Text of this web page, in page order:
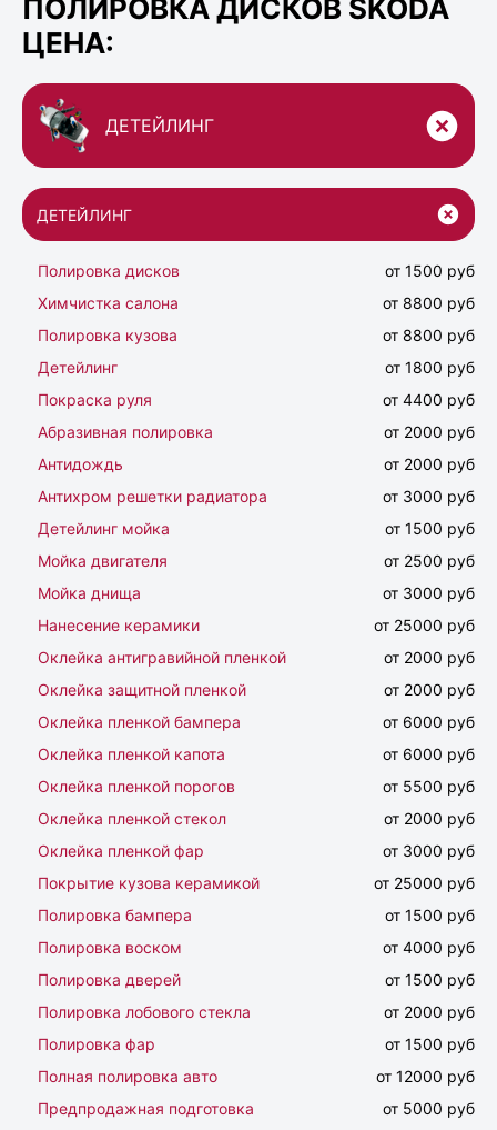
ПОЛИРОВКА ДИСКОВ SKODA
ЦЕНА:
ДЕТЕЙЛИНГ
ДЕТЕЙЛИНГ
Полировка дисков
от 1500 руб
Химчистка салона
от 8800 руб
Полировка кузова
от 8800 руб
Детейлинг
от 1800 руб
Покраска руля
от 4400 руб
Абразивная полировка
от 2000 руб
Антидождь
от 2000 руб
Антихром решетки радиатора
от 3000 руб
Детейлинг мойка
от 1500 руб
Мойка двигателя
от 2500 руб
Мойка днища
от 3000 руб
Нанесение керамики
от 25000 руб
Оклейка антигравийной пленкой
от 2000 руб
Оклейка защитной пленкой
от 2000 руб
Оклейка пленкой бампера
от 6000 руб
Оклейка пленкой капота
от 6000 руб
Оклейка пленкой порогов
от 5500 руб
Оклейка пленкой стекол
от 2000 руб
Оклейка пленкой фар
от 3000 руб
Покрытие кузова керамикой
от 25000 руб
Полировка бампера
от 1500 руб
Полировка воском
от 4000 руб
Полировка дверей
от 1500 руб
Полировка лобового стекла
от 2000 руб
Полировка фар
от 1500 руб
Полная полировка авто
от 12000 руб
Предпродажная подготовка
от 5000 руб